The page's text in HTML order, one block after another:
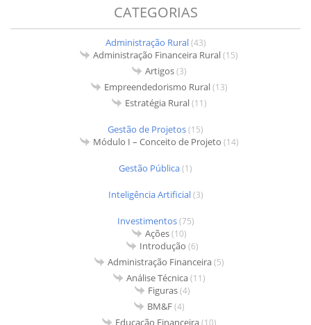
CATEGORIAS
Administração Rural(43)
Administração Financeira Rural(15)
Artigos(3)
Empreendedorismo Rural(13)
Estratégia Rural(11)
Gestão de Projetos(15)
Módulo I – Conceito de Projeto (14)
Gestão Pública(1)
Inteligência Artificial(3)
Investimentos(75)
Ações(10)
Introdução (6)
Administração Financeira(5)
Análise Técnica(11)
Figuras(4)
BM&F(4)
Educação Financeira(10)